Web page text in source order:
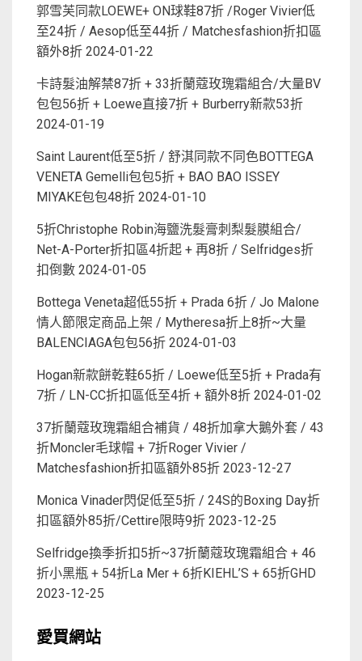
郭雪芙同款LOEWE+ ON球鞋87折 /Roger Vivier低
至24折 / Aesop低至44折 / Matchesfashion折扣區
額外8折 2024-01-22
卡詩髮油解禁87折 + 33折蘭蔻玫瑰霜組合/大量BV
包包56折 + Loewe直接7折 + Burberry新款53折
2024-01-19
Saint Laurent低至5折 / 舒淇同款不同色BOTTEGA
VENETA Gemelli包包5折 + BAO BAO ISSEY
MIYAKE包包48折 2024-01-10
5折Christophe Robin海鹽洗髮膏刺梨髮膜組合/
Net-A-Porter折扣區4折起 + 再8折 / Selfridges折
扣倒數 2024-01-05
Bottega Veneta超低55折 + Prada 6折 / Jo Malone
情人節限定商品上架 / Mytheresa折上8折~大量
BALENCIAGA包包56折 2024-01-03
Hogan新款餅乾鞋65折 / Loewe低至5折 + Prada有
7折 / LN-CC折扣區低至4折 + 額外8折 2024-01-02
37折蘭蔻玫瑰霜組合補貨 / 48折加拿大鵝外套 / 43
折Moncler毛球帽 + 7折Roger Vivier /
Matchesfashion折扣區額外85折 2023-12-27
Monica Vinader閃促低至5折 / 24S的Boxing Day折
扣區額外85折/Cettire限時9折 2023-12-25
Selfridge換季折扣5折~37折蘭蔻玫瑰霜組合 + 46
折小黑瓶 + 54折La Mer + 6折KIEHL’S + 65折GHD
2023-12-25
愛買網站